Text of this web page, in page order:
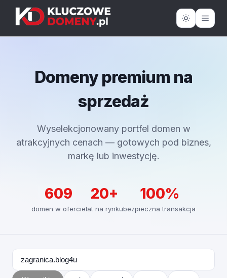
Domeny premium na
sprzedaż
Wyselekcjonowany portfel domen w
atrakcyjnych cenach — gotowych pod biznes,
markę lub inwestycję.
609
domen w ofercie
20+
lat na rynku
100%
bezpieczna transakcja